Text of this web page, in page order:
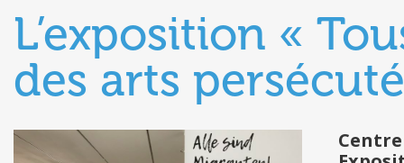
L’exposition «
des arts